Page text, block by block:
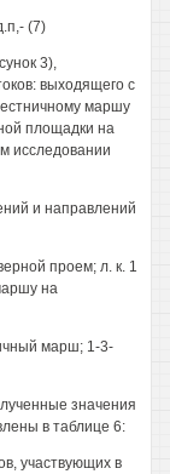
(7)
3),
выходящего с
маршу
площадки на
исследовании
и направлений
проем; л. к. 1
на
марш; 1-3-
значения
в таблице 6:
участвующих в